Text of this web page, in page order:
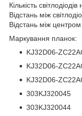
Кількість
Відстань між
Відстань між
Маркування планок:
KJ32D06-
KJ32D06-
KJ32D06-
303KJ320045
303KJ320044